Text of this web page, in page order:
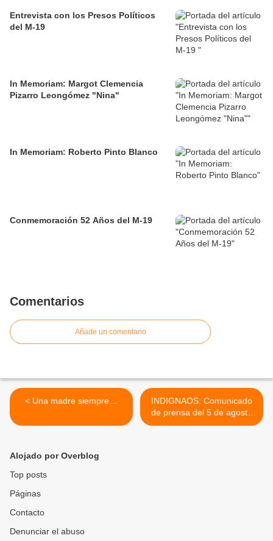
Entrevista con los Presos Políticos
del M-19
In Memoriam: Margot Clemencia
Pizarro Leongómez "Nina"
In Memoriam: Roberto Pinto Blanco
Conmemoración 52 Años del M-19
Comentarios
Añade un comentario
< Una madre siempre…
INDIGNAOS: Comunicado
de prensa del 5 de agosto
"Puerta del Sol" >
Alojado por Overblog
Top posts
Páginas
Contacto
Denunciar el abuso